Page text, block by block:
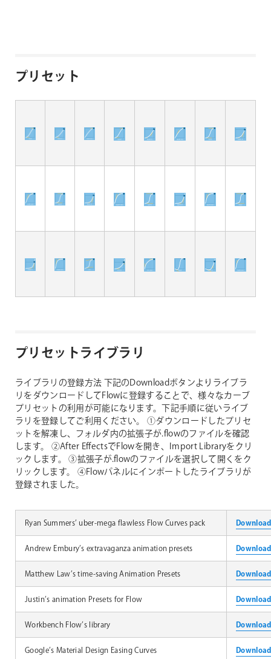
プリセット
プリセットライブラリ
ライブラリの登録方法 下記のDownloadボタンよりライブラ
リをダウンロードしてFlowに登録することで、様々なカーブ
プリセットの利用が可能になります。下記手順に従いライブ
ラリを登録してご利用ください。
①ダウンロードしたプリセ
ットを解凍し、フォルダ内の拡張子が.flowのファイルを確認
します。
②After EffectsでFlowを開き、Import Libraryをクリ
ックします。 ③拡張子が.flowのファイルを選択して開くをク
リックします。
④Flowパネルにインポートしたライブラリが
登録されました。
Ryan Summers’ uber-mega flawless Flow Curves pack Download
Andrew Embury’s extravaganza animation presets Download
Matthew Law’s time-saving Animation Presets Download
Justin’s animation Presets for Flow Download
Workbench Flow’s library Download
Google’s Material Design Easing Curves Download